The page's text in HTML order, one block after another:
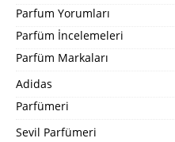
Parfum Yorumları
Parfüm İncelemeleri
Parfüm Markaları
Adidas
Parfümeri
Sevil Parfümeri